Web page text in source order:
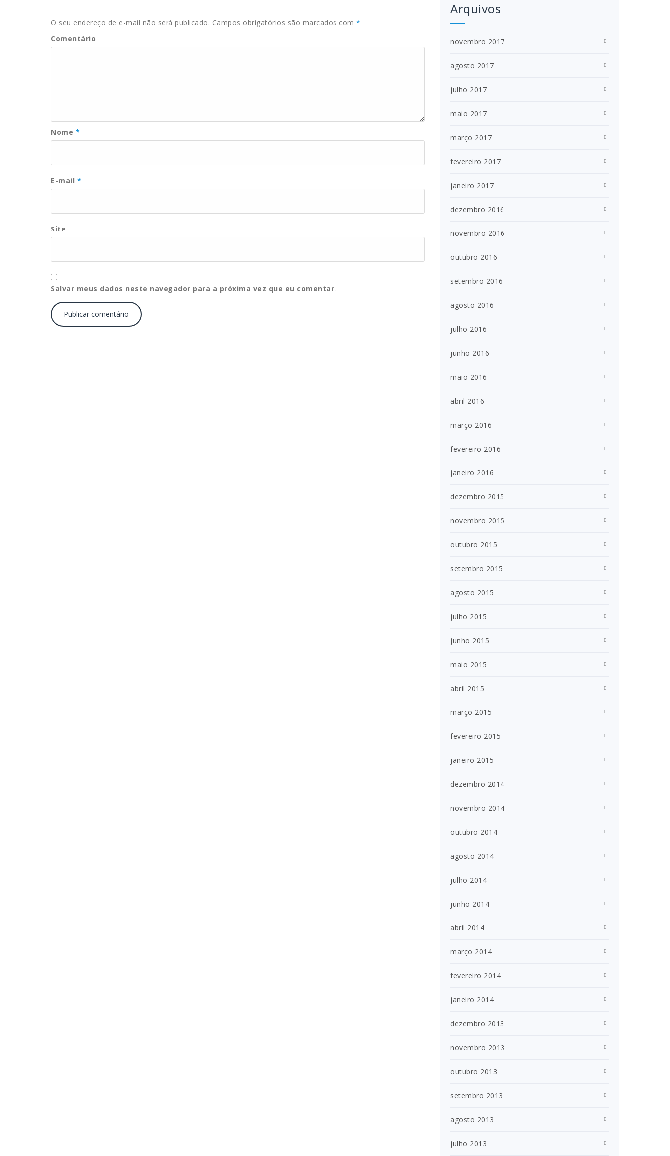
O seu endereço de e-mail não será publicado. Campos obrigatórios são marcados com *
Comentário
Nome *
E-mail *
Site
Salvar meus dados neste navegador para a próxima vez que eu comentar.
Arquivos
novembro 2017
agosto 2017
julho 2017
maio 2017
março 2017
fevereiro 2017
janeiro 2017
dezembro 2016
novembro 2016
outubro 2016
setembro 2016
agosto 2016
julho 2016
junho 2016
maio 2016
abril 2016
março 2016
fevereiro 2016
janeiro 2016
dezembro 2015
novembro 2015
outubro 2015
setembro 2015
agosto 2015
julho 2015
junho 2015
maio 2015
abril 2015
março 2015
fevereiro 2015
janeiro 2015
dezembro 2014
novembro 2014
outubro 2014
agosto 2014
julho 2014
junho 2014
abril 2014
março 2014
fevereiro 2014
janeiro 2014
dezembro 2013
novembro 2013
outubro 2013
setembro 2013
agosto 2013
julho 2013